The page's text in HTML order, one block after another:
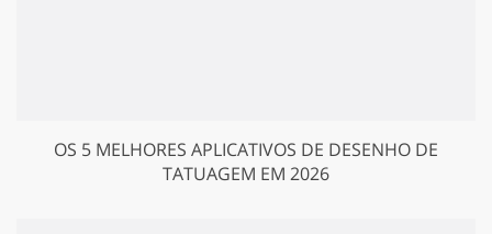
OS 5 MELHORES APLICATIVOS DE DESENHO DE
TATUAGEM EM 2026